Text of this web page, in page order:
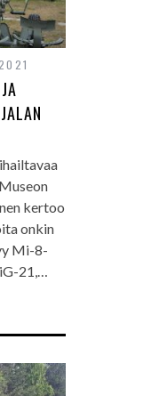
kertoo
onkin
Mi-8-
21,…